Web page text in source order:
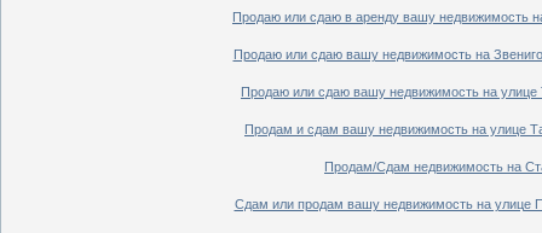
Продаю или сдаю в аренду вашу недвижимость
Продаю или сдаю вашу недвижимость на
Продаю или сдаю вашу недвижимость на улице
Продам и сдам вашу недвижимость на улице
Продам/Сдам недвижимость на
Сдам или продам вашу недвижимость на улице